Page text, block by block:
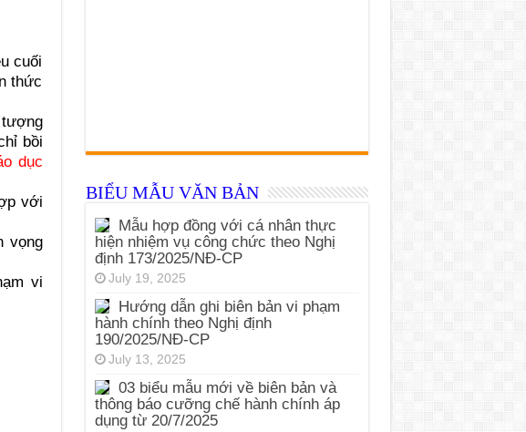
cuối
thức
bồi
dục
với
vọng
vi
BIỂU MẪU VĂN BẢN
Mẫu hợp đồng với cá nhân thực
hiện nhiệm vụ công chức theo Nghị
định 173/2025/NĐ-CP
July 19, 2025
Hướng dẫn ghi biên bản vi phạm
hành chính theo Nghị định
190/2025/NĐ-CP
July 13, 2025
03 biểu mẫu mới về biên bản và
thông báo cưỡng chế hành chính áp
dụng từ 20/7/2025